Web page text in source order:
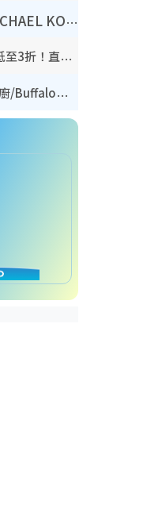
開倉優惠｜銅鑼灣MICHAEL KORS開倉低至17折！直擊$500起買手袋/銀包/鞋款 必買經典Jet Set系列
開倉優惠｜馬拉松開倉低至3折！直擊$99起買adidas／New Balance／Puma鞋款 STANLEY保溫杯劈價至$119起
廚具優惠｜普樂氏/意美廚/Buffalo廚具低至3折！$89起買煎鍋／炒鑊／個人鍋 同場小家電激減至$99起